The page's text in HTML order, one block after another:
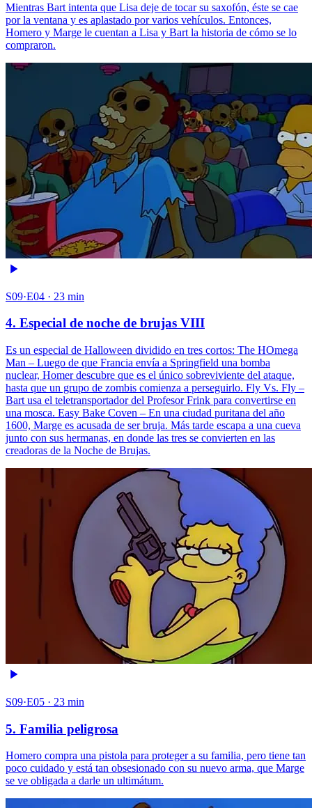
Mientras Bart intenta que Lisa deje de tocar su saxofón, éste se cae
por la ventana y es aplastado por varios vehículos. Entonces,
Homero y Marge le cuentan a Lisa y Bart la historia de cómo se lo
compraron.
S09·E04 · 23 min
4. Especial de noche de brujas VIII
Es un especial de Halloween dividido en tres cortos: The HOmega
Man – Luego de que Francia envía a Springfield una bomba
nuclear, Homer descubre que es el único sobreviviente del ataque,
hasta que un grupo de zombis comienza a perseguirlo. Fly Vs. Fly –
Bart usa el teletransportador del Profesor Frink para convertirse en
una mosca. Easy Bake Coven – En una ciudad puritana del año
1600, Marge es acusada de ser bruja. Más tarde escapa a una cueva
junto con sus hermanas, en donde las tres se convierten en las
creadoras de la Noche de Brujas.
S09·E05 · 23 min
5. Familia peligrosa
Homero compra una pistola para proteger a su familia, pero tiene tan
poco cuidado y está tan obsesionado con su nuevo arma, que Marge
se ve obligada a darle un ultimátum.